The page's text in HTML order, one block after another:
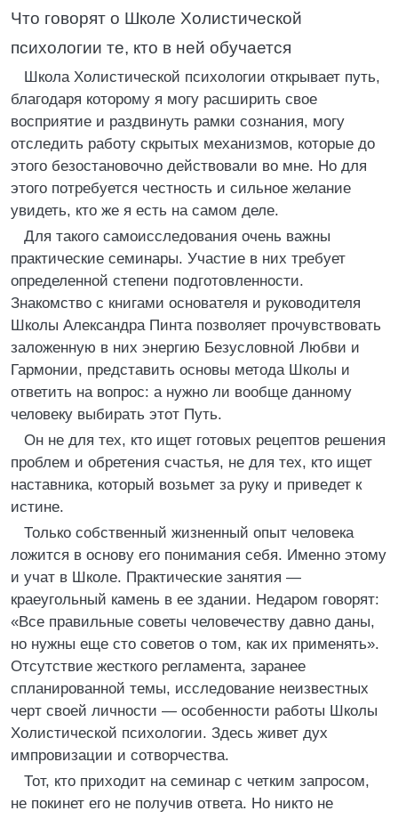
Что говорят о Школе Холистической
психологии те, кто в ней обучается
Школа Холистической психологии открывает путь,
благодаря которому я могу расширить свое
восприятие и раздвинуть рамки сознания, могу
отследить работу скрытых механизмов, которые до
этого безостановочно действовали во мне. Но для
этого потребуется честность и сильное желание
увидеть, кто же я есть на самом деле.
Для такого самоисследования очень важны
практические семинары. Участие в них требует
определенной степени подготовленности.
Знакомство с книгами основателя и руководителя
Школы Александра Пинта позволяет прочувствовать
заложенную в них энергию Безусловной Любви и
Гармонии, представить основы метода Школы и
ответить на вопрос: а нужно ли вообще данному
человеку выбирать этот Путь.
Он не для тех, кто ищет готовых рецептов решения
проблем и обретения счастья, не для тех, кто ищет
наставника, который возьмет за руку и приведет к
истине.
Только собственный жизненный опыт человека
ложится в основу его понимания себя. Именно этому
и учат в Школе. Практические занятия —
краеугольный камень в ее здании. Недаром говорят:
«Все правильные советы человечеству давно даны,
но нужны еще сто советов о том, как их применять».
Отсутствие жесткого регламента, заранее
спланированной темы, исследование неизвестных
черт своей личности — особенности работы Школы
Холистической психологии. Здесь живет дух
импровизации и сотворчества.
Тот, кто приходит на семинар с четким запросом,
не покинет его не получив ответа. Но никто не